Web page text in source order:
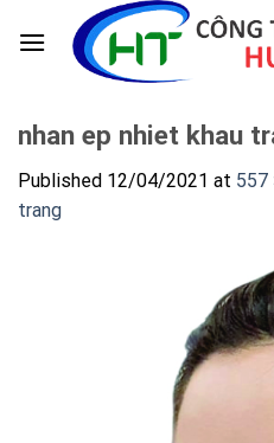
nhan ep nhiet khau
Published 12/04/2021 at 557
trang